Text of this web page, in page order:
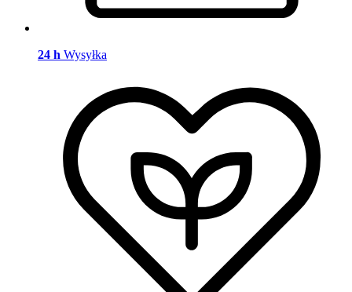
24 h Wysyłka